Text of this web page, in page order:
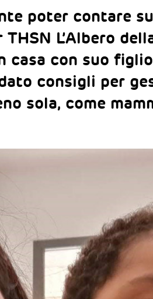
poter contare
L’Albero
casa con suo
consigli per
sola, come